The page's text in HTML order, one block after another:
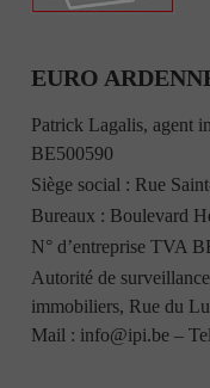
EURO
Patrick Lagalis, agent
BE500590
Siège social : Rue
Bureaux : Boulevard
N° d’entreprise TVA
Autorité de
immobiliers, Rue du
Mail : info@ipi.be –